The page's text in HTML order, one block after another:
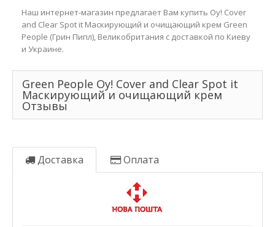
Наш интернет-магазин предлагает Вам купить Oy! Cover
and Clear Spot it Маскирующий и очищающий крем Green
People (Грин Пипл), Великобритания с доставкой по Киеву
и Украине.
Green People Oy! Cover and Clear Spot it
Маскирующий и очищающий крем
Отзывы
Доставка Оплата